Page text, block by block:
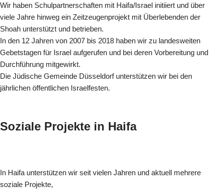
Wir haben Schulpartnerschaften mit Haifa/Israel initiiert und über
viele Jahre hinweg ein Zeitzeugenprojekt mit Überlebenden der
Shoah unterstützt und betrieben.
In den 12 Jahren von 2007 bis 2018 haben wir zu landesweiten
Gebetstagen für Israel aufgerufen und bei deren Vorbereitung und
Durchführung mitgewirkt.
Die Jüdische Gemeinde Düsseldorf unterstützen wir bei den
jährlichen öffentlichen Israelfesten.
Soziale Projekte in Haifa
In Haifa unterstützen wir seit vielen Jahren und aktuell mehrere
soziale Projekte,